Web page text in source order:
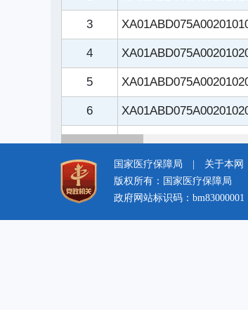
国家医疗保障局 关于本网
版权所有：国家医疗保障局
政府网站标识码：bm83000001